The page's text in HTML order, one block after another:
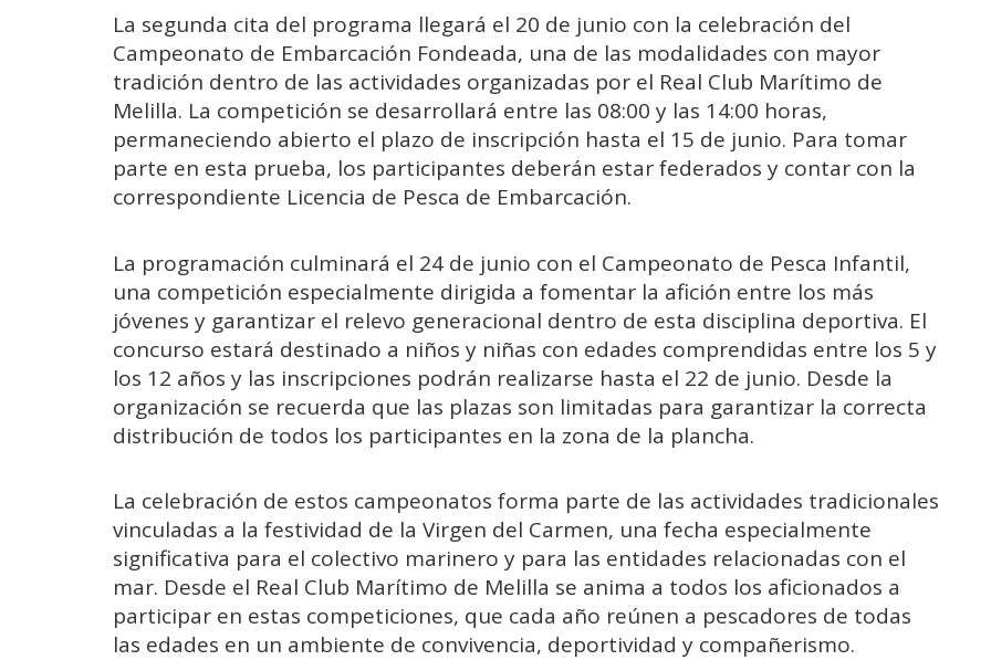
La segunda cita del programa llegará el 20 de junio con la celebración del
Campeonato de Embarcación Fondeada, una de las modalidades con mayor
tradición dentro de las actividades organizadas por el Real Club Marítimo de
Melilla. La competición se desarrollará entre las 08:00 y las 14:00 horas,
permaneciendo abierto el plazo de inscripción hasta el 15 de junio. Para tomar
parte en esta prueba, los participantes deberán estar federados y contar con la
correspondiente Licencia de Pesca de Embarcación.
La programación culminará el 24 de junio con el Campeonato de Pesca Infantil,
una competición especialmente dirigida a fomentar la afición entre los más
jóvenes y garantizar el relevo generacional dentro de esta disciplina deportiva. El
concurso estará destinado a niños y niñas con edades comprendidas entre los 5 y
los 12 años y las inscripciones podrán realizarse hasta el 22 de junio. Desde la
organización se recuerda que las plazas son limitadas para garantizar la correcta
distribución de todos los participantes en la zona de la plancha.
La celebración de estos campeonatos forma parte de las actividades tradicionales
vinculadas a la festividad de la Virgen del Carmen, una fecha especialmente
significativa para el colectivo marinero y para las entidades relacionadas con el
mar. Desde el Real Club Marítimo de Melilla se anima a todos los aficionados a
participar en estas competiciones, que cada año reúnen a pescadores de todas
las edades en un ambiente de convivencia, deportividad y compañerismo.